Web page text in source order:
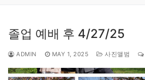
졸업 예배 후 4/27/25
ADMIN MAY 1, 2025 사진앨범